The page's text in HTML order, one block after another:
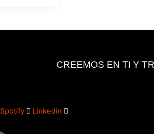
CREEMOS EN TI Y
Spotify Linkedin